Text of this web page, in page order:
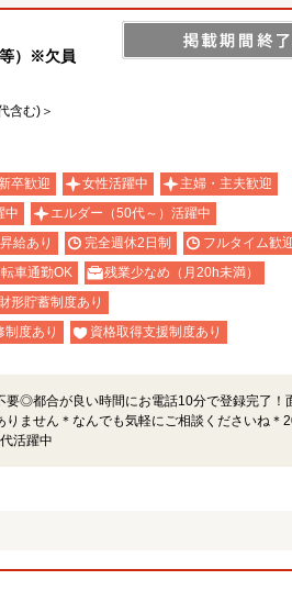
）※欠員
含む)＞
卒歓迎 女性活躍中
主婦・主夫歓迎
中
エルダー（50代～）活躍中
昇給あり 完全週休2日制
フルタイム歓
車通勤OK
残業少なめ（月20h未満）
形貯蓄制度あり
制度あり 資格取得支援制度あり
要◎都合が良い時間にお電話10分で登録完了！
りません＊なんでも気軽にご相談くださいね＊
活躍中